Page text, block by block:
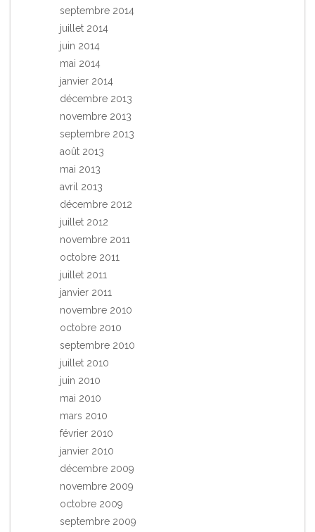
septembre 2014
juillet 2014
juin 2014
mai 2014
janvier 2014
décembre 2013
novembre 2013
septembre 2013
août 2013
mai 2013
avril 2013
décembre 2012
juillet 2012
novembre 2011
octobre 2011
juillet 2011
janvier 2011
novembre 2010
octobre 2010
septembre 2010
juillet 2010
juin 2010
mai 2010
mars 2010
février 2010
janvier 2010
décembre 2009
novembre 2009
octobre 2009
septembre 2009